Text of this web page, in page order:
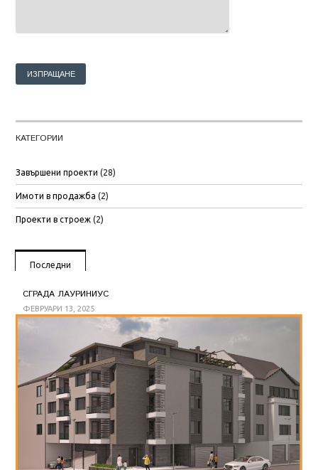
КАТЕГОРИИ
Завършени проекти (28)
Имоти в продажба (2)
Проекти в строеж (2)
Последни
СГРАДА ЛАУРИНИУС
ФЕВРУАРИ 13, 2025